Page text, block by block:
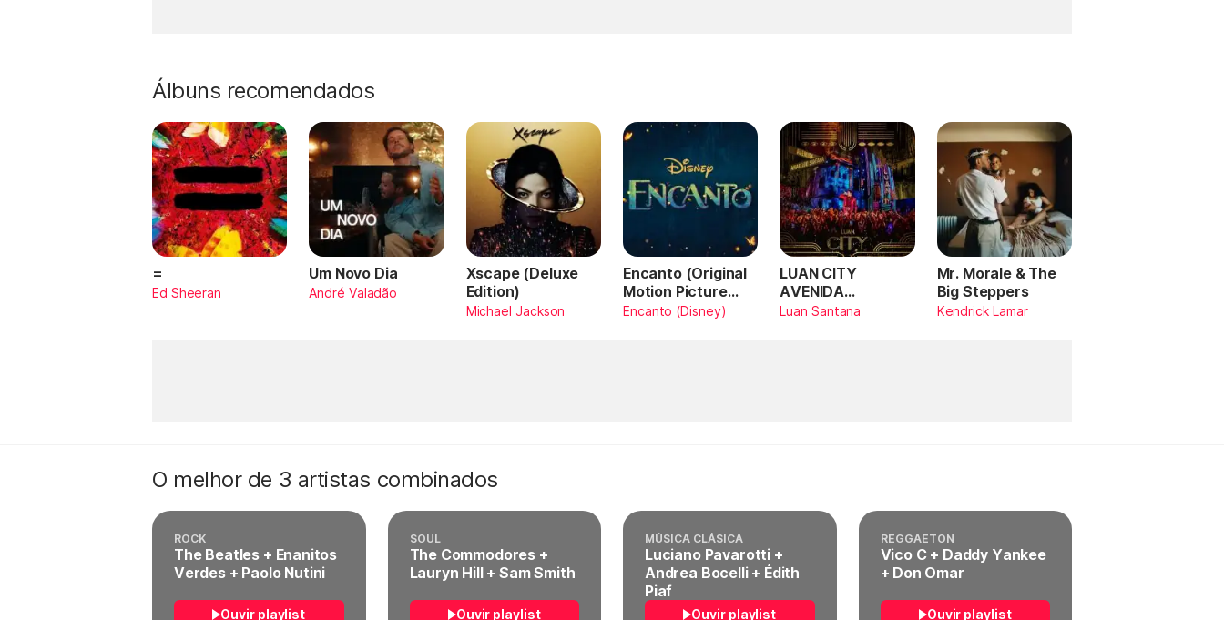
Álbuns recomendados
=
Ed Sheeran
Um Novo Dia
André Valadão
Xscape (Deluxe
Edition)
Michael Jackson
Encanto (Original
Motion Picture
Soundtrack)
Encanto (Disney)
LUAN CITY
AVENIDA
AMARILDO
Luan Santana
Mr. Morale & The
Big Steppers
Kendrick Lamar
O melhor de 3 artistas combinados
ROCK
The Beatles + Enanitos
Verdes + Paolo Nutini
Ouvir playlist
SOUL
The Commodores +
Lauryn Hill + Sam Smith
Ouvir playlist
MÚSICA CLÁSICA
Luciano Pavarotti +
Andrea Bocelli + Édith
Piaf
Ouvir playlist
REGGAETON
Vico C + Daddy Yankee
+ Don Omar
Ouvir playlist